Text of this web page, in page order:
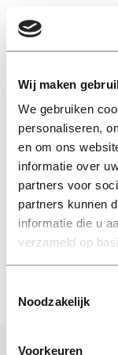
Wij maken
We gebruiken
personaliseren,
en om ons
informatie over
partners voor
partners kunnen
informatie die u
verzameld op
Noodzakelijk
Voorkeuren
unihockey